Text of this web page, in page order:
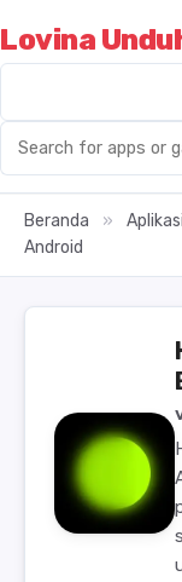
Lovina
Beranda » Aplikasi
Android